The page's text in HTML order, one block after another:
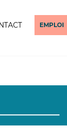
EMPLOI